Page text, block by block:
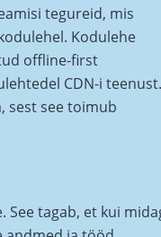
tegureid, mis
Kodulehe
offline-first
CDN-i teenust.
sest see toimub
tagab, et kui